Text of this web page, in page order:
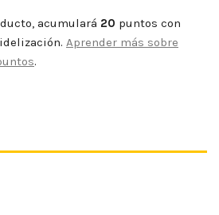
acumulará 20 puntos con
Aprender más sobre
.